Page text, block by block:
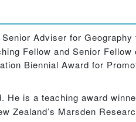
Adviser for
Fellow and Senior
Biennial Award for
is a teaching award
Zealand’s Marsden